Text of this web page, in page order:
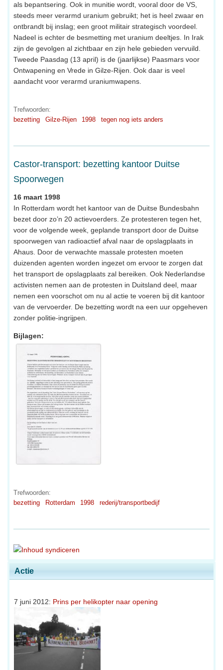
Actie
7 juni 2012: Prins per helikopter naar opening
als bepantsering. Ook in munitie wordt, vooral door de VS,
steeds meer verarmd uranium gebruikt; het is heel zwaar en
ontbrandt bij inslag; een groot militair strategisch voordeel.
Nadeel is echter de besmetting met uranium deeltjes. In Irak
zijn de gevolgen al zichtbaar en zijn hele gebieden vervuild.
Tweede Paasdag (13 april) is de (jaarlijkse) Paasmars voor
Ontwapening en Vrede in Gilze-Rijen. Ook daar is veel
aandacht voor verarmd uraniumwapens.
Trefwoorden:
bezetting
Gilze-Rijen 1998 tegen nog iets anders
Castor-transport: bezetting kantoor Duitse
Spoorwegen
16 maart 1998
In Rotterdam wordt het kantoor van de Duitse Bundesbahn
bezet door zo’n 20 actievoerders. Ze protesteren tegen het,
voor de volgende week, geplande transport door de Duitse
spoorwegen van radioactief afval naar de opslagplaats in
Ahaus. Door de verwachte massale protesten moeten
duizenden agenten worden ingezet om ervoor te zorgen dat
het transport de opslagplaats zal bereiken. Ook Nederlandse
activisten nemen aan de protesten in Duitsland deel, maar
nemen een voorschot om nu al actie te voeren bij dit kantoor
van de vervoerder. De bezetting wordt na een uur opgeheven
zonder politie-ingrijpen.
Bijlagen:
Trefwoorden:
bezetting
Rotterdam 1998 rederij/transportbedijf